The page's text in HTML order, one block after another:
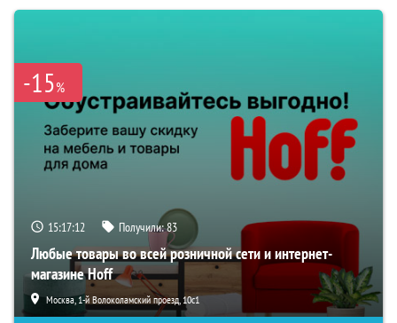
-15%
15:17:11 Получили:83
Любые товары во всей розничной сети и интернет-
магазине Hoff
Москва, 1-й Волоколамский проезд, 10с1